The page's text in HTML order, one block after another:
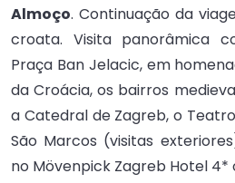
Almoço. Continuação da
croata. Visita panorâmica
Praça Ban Jelacic, em
da Croácia, os bairros
a Catedral de Zagreb, o
São Marcos (visitas
no Mövenpick Zagreb Hotel 4*